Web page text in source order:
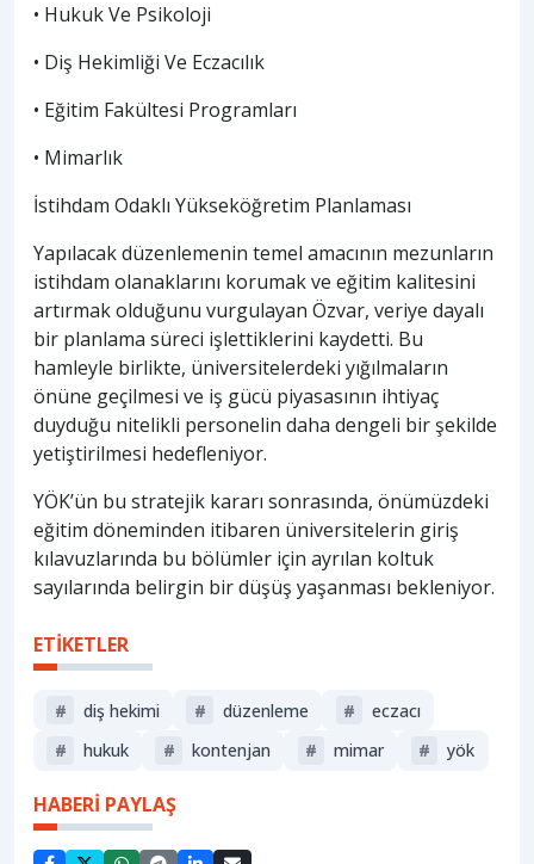
• Hukuk Ve Psikoloji
• Diş Hekimliği Ve Eczacılık
• Eğitim Fakültesi Programları
• Mimarlık
İstihdam Odaklı Yükseköğretim Planlaması
Yapılacak düzenlemenin temel amacının mezunların
istihdam olanaklarını korumak ve eğitim kalitesini
artırmak olduğunu vurgulayan Özvar, veriye dayalı
bir planlama süreci işlettiklerini kaydetti. Bu
hamleyle birlikte, üniversitelerdeki yığılmaların
önüne geçilmesi ve iş gücü piyasasının ihtiyaç
duyduğu nitelikli personelin daha dengeli bir şekilde
yetiştirilmesi hedefleniyor.
YÖK’ün bu stratejik kararı sonrasında, önümüzdeki
eğitim döneminden itibaren üniversitelerin giriş
kılavuzlarında bu bölümler için ayrılan koltuk
sayılarında belirgin bir düşüş yaşanması bekleniyor.
ETİKETLER
# diş hekimi # düzenleme #
eczacı
#
hukuk # kontenjan # mimar # yök
HABERİ PAYLAŞ